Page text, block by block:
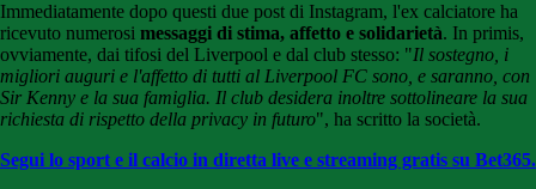
Immediatamente dopo questi due post di Instagram, l'ex calciatore ha
ricevuto numerosi messaggi di stima, affetto e solidarietà. In primis,
ovviamente, dai tifosi del Liverpool e dal club stesso: "Il sostegno, i
migliori auguri e l'affetto di tutti al Liverpool FC sono, e saranno, con
Sir Kenny e la sua famiglia. Il club desidera inoltre sottolineare la sua
richiesta di rispetto della privacy in futuro", ha scritto la società.
Segui lo sport e il calcio in diretta live e streaming gratis su Bet365.